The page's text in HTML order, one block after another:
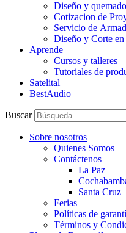
Diseño y
Cotizacion de
Servicio de
Diseño y Corte en
Aprende
Cursos y talleres
Tutoriales de
Satelital
BestAudio
Buscar
Sobre nosotros
Quienes Somos
Contáctenos
La Paz
Santa Cruz
Ferias
Políticas de
Términos y